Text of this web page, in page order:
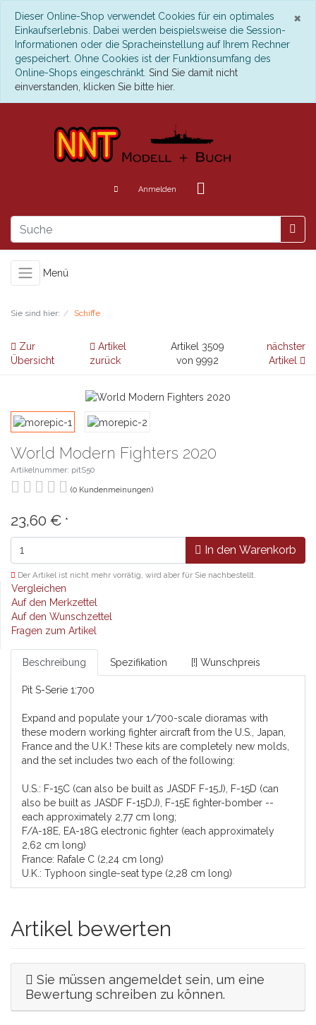
×
Dieser Online-Shop verwendet Cookies für ein optimales
Einkaufserlebnis. Dabei werden beispielsweise die Session-
Informationen oder die Spracheinstellung auf Ihrem Rechner
gespeichert. Ohne Cookies ist der Funktionsumfang des
Online-Shops eingeschränkt. Sind Sie damit nicht
einverstanden, klicken Sie bitte hier.
Anmelden
Menü
Sie sind hier: Schiffe
Zur
Übersicht
Artikel
zurück
Artikel 3509
von 9992
nächster
Artikel
World Modern Fighters 2020
Artikelnummer: pitS50
(0 Kundenmeinungen)
23,60 € *
In den Warenkorb
Der Artikel ist nicht mehr vorrätig, wird aber für Sie nachbestellt.
Vergleichen
Auf den Merkzettel
Auf den Wunschzettel
Fragen zum Artikel
Beschreibung Spezifikation [!] Wunschpreis
Pit S-Serie 1:700
Expand and populate your 1/700-scale dioramas with
these modern working fighter aircraft from the U.S., Japan,
France and the U.K.! These kits are completely new molds,
and the set includes two each of the following:
U.S.: F-15C (can also be built as JASDF F-15J), F-15D (can
also be built as JASDF F-15DJ), F-15E fighter-bomber --
each approximately 2,77 cm long;
F/A-18E, EA-18G electronic fighter (each approximately
2,62 cm long)
France: Rafale C (2,24 cm long)
U.K.: Typhoon single-seat type (2,28 cm long)
Artikel bewerten
Sie müssen angemeldet sein, um eine
Bewertung schreiben zu können.